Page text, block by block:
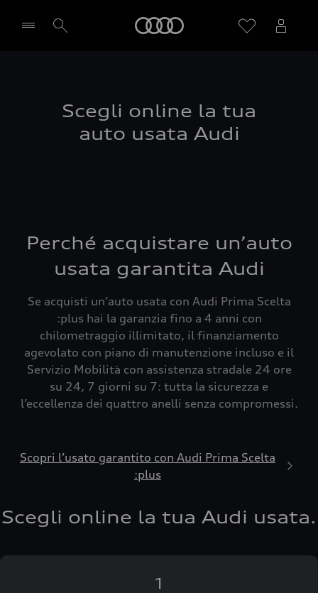
Scegli online la tua
auto usata Audi
Perché acquistare un’auto
usata garantita Audi
Se acquisti un’auto usata con Audi Prima Scelta
:plus hai la garanzia fino a 4 anni con
chilometraggio illimitato, il finanziamento
agevolato con piano di manutenzione incluso e il
Servizio Mobilità con assistenza stradale 24 ore
su 24, 7 giorni su 7: tutta la sicurezza e
l’eccellenza dei quattro anelli senza compromessi.
Scopri l’usato garantito con Audi Prima Scelta
:plus
Scegli online la tua Audi usata.
1